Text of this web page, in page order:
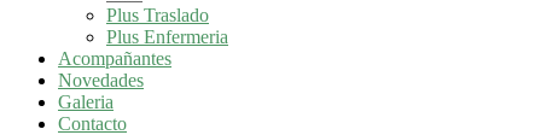
Plus Traslado
Plus Enfermeria
Acompañantes
Novedades
Galeria
Contacto